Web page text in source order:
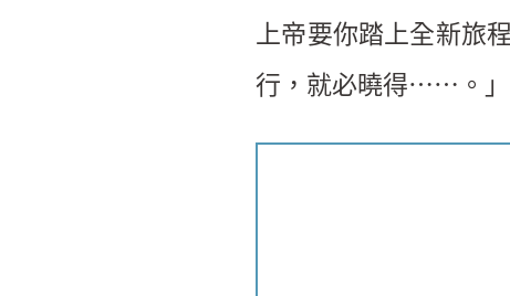
上帝要你踏上全新旅
行，就必曉得⋯⋯。